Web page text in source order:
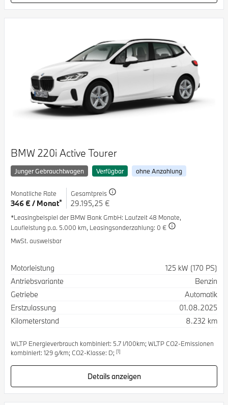
BMW 220i Active Tourer
Junger Gebrauchtwagen Verfügbar ohne Anzahlung
Monatliche Rate
346 € / Monat*
Gesamtpreis
29.195,25 €
*Leasingbeispiel der BMW Bank GmbH: Laufzeit 48 Monate,
Laufleistung p.a. 5.000 km, Leasingsonderzahlung: 0 €
MwSt. ausweisbar
Spezifikation
Motorleistung
125 kW (170 PS)
Antriebsvariante
Benzin
Getriebe
Automatik
Erstzulassung
01.08.2025
Kilometerstand
8.232 km
WLTP Energieverbrauch kombiniert: 5.7 l/100km; WLTP CO2-Emissionen
kombiniert: 129 g/km; CO2-Klasse: D; [1]
Details anzeigen